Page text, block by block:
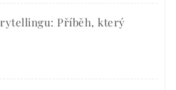
Příběh, který